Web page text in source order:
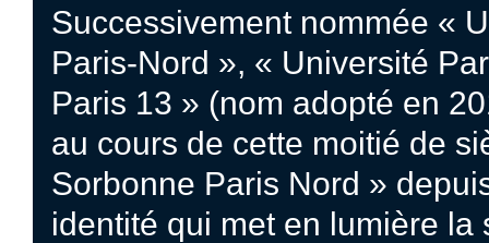
Successivement nommée «
Paris-Nord », « Université
Paris 13 » (nom adopté en
au cours de cette moitié de
Sorbonne Paris Nord »
identité qui met en lumière